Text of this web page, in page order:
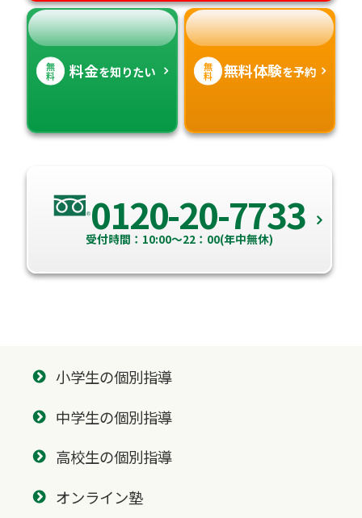
無
料 料金を知りたい 無
料 無料体験を予約
0120-20-7733
受付時間：10:00～22：00(年中無休)
小学生の個別指導
中学生の個別指導
高校生の個別指導
オンライン塾